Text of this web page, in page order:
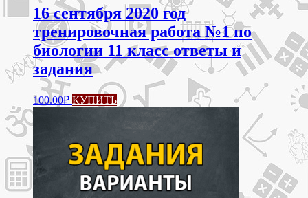
16 сентября 2020 год
тренировочная работа №1 по
биологии 11 класс ответы и
задания
100.00₽ КУПИТЬ